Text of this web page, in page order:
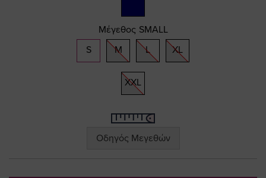
Μέγεθος SMALL
S
M L XL
XXL
Οδηγός Μεγεθών